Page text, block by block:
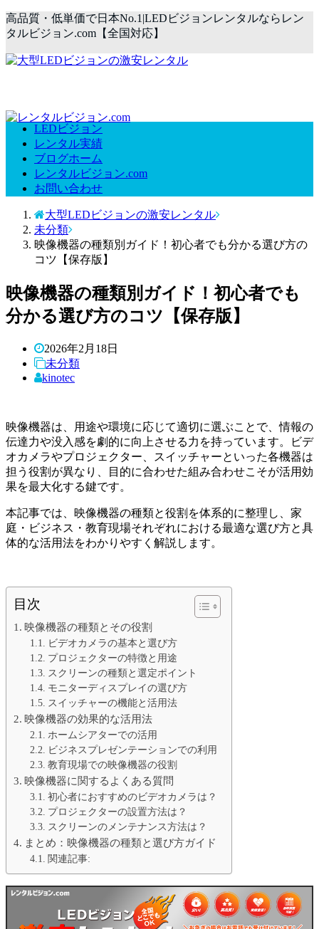
高品質・低単価で日本No.1|LEDビジョンレンタルならレン
タルビジョン.com【全国対応】
LEDビジョン
レンタル実績
ブログホーム
レンタルビジョン.com
お問い合わせ
大型LEDビジョンの激安レンタル
未分類
映像機器の種類別ガイド！初心者でも分かる選び方の
コツ【保存版】
映像機器の種類別ガイド！初心者でも
分かる選び方のコツ【保存版】
2026年2月18日
未分類
kinotec
映像機器は、用途や環境に応じて適切に選ぶことで、情報の
伝達力や没入感を劇的に向上させる力を持っています。ビデ
オカメラやプロジェクター、スイッチャーといった各機器は
担う役割が異なり、目的に合わせた組み合わせこそが活用効
果を最大化する鍵です。
本記事では、映像機器の種類と役割を体系的に整理し、家
庭・ビジネス・教育現場それぞれにおける最適な選び方と具
体的な活用法をわかりやすく解説します。
目次
映像機器の種類とその役割
ビデオカメラの基本と選び方
プロジェクターの特徴と用途
スクリーンの種類と選定ポイント
モニターディスプレイの選び方
スイッチャーの機能と活用法
映像機器の効果的な活用法
ホームシアターでの活用
ビジネスプレゼンテーションでの利用
教育現場での映像機器の役割
映像機器に関するよくある質問
初心者におすすめのビデオカメラは？
プロジェクターの設置方法は？
スクリーンのメンテナンス方法は？
まとめ：映像機器の種類と選び方ガイド
関連記事: